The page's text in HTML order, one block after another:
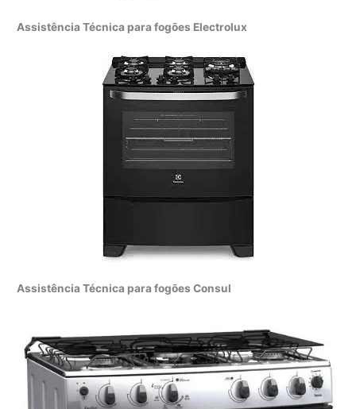
Assistência Técnica para fogões Electrolux
Assistência Técnica para fogões Consul